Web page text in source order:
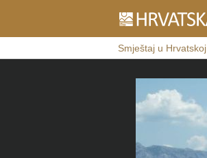
Smještaj u Hrvatskoj